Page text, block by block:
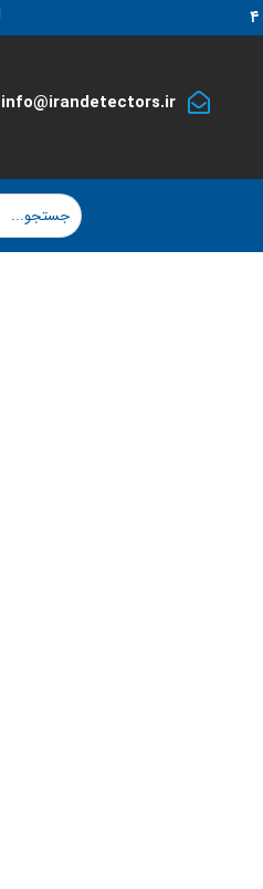
info@irandetectors.ir